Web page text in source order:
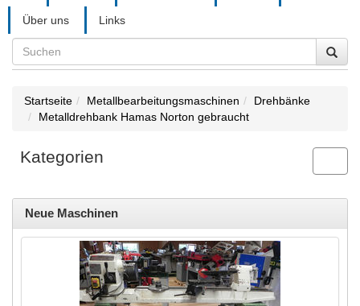
Über uns
Links
Search
Startseite Metallbearbeitungsmaschinen
Drehbänke
Metalldrehbank Hamas Norton gebraucht
Kategorien
Neue Maschinen